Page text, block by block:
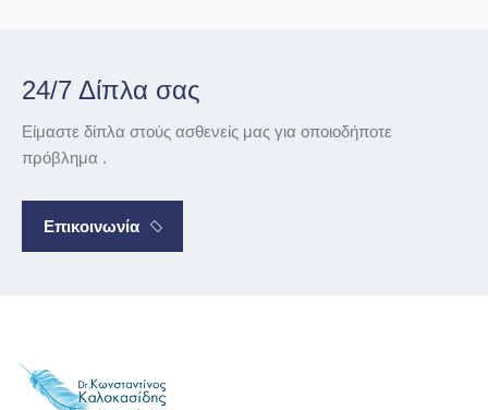
24/7 Δίπλα σας
Είμαστε δίπλα στούς ασθενείς μας για οποιοδήποτε
πρόβλημα .
Επικοινωνία